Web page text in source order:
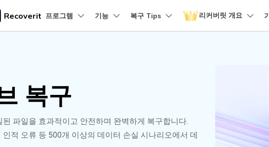
주요 제품
로그램
PDFelement Online
무료 온라인 PDF 도구 모바일
비즈니스
DemoCreator
회사 소개 뉴스룸 플랜 및 가격
Recoverit 프로그램
Mac 시스템에서 무제한 데이터 복구
기능
엑셀 복구
복구 Tips
파일 영구 삭제 복구
손상된 문서 파일 복구
리커버릿 개요
복구
파일을 효과적이고 안전하며 완벽하게 복구합니다.
적 오류 등 500개 이상의 데이터 손실 시나리오에서 데